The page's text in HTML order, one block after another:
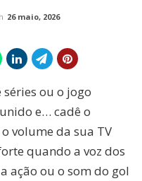
26 maio, 2026
ou o jogo
e… cadê o
volume da sua TV
quando a voz dos
ação ou o som do gol